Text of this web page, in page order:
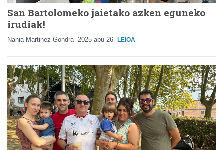
San Bartolomeko jaietako azken eguneko
irudiak!
Nahia Martinez Gondra 2025 abu 26 LEIOA